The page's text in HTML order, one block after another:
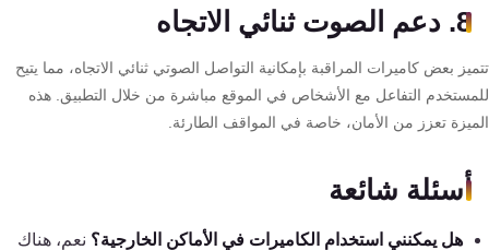
8. دعم الصوت ثنائي الاتجاه
بعض كاميرات المراقبة بإمكانية التواصل الصوتي ثنائي الاتجاه، مما يتيح
التفاعل مع الأشخاص في الموقع مباشرة من خلال التطبيق. هذه
تعزز من الأمان، خاصة في المواقف الطارئة.
أسئلة شائعة
هل يمكنني استخدام الكاميرات في الأماكن الخارجية؟نعم، هناك